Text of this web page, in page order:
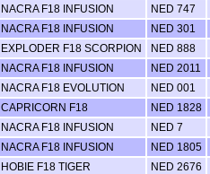
NACRA F18 INFUSION NED 747
NACRA F18 INFUSION NED 301
EXPLODER F18 SCORPION NED 888
NACRA F18 INFUSION NED 2011
NACRA F18 EVOLUTION NED 001
CAPRICORN F18 NED 1828
NACRA F18 INFUSION NED 7
NACRA F18 INFUSION NED 1805
HOBIE F18 TIGER NED 2676